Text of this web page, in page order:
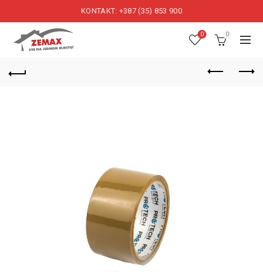
KONTAKT: +387 (35) 853 900
0 0